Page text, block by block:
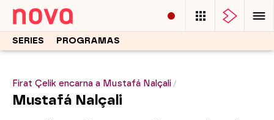
SERIES PROGRAMAS
Firat Çelik encarna a Mustafá Nalçali
Mustafá Nalçali